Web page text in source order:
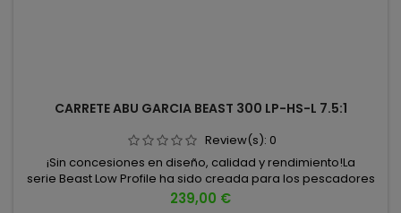
CARRETE ABU GARCIA BEAST 300 LP-HS-L 7.5:1
Review(s): 0
¡Sin concesiones en diseño, calidad y rendimiento!La
serie Beast Low Profile ha sido creada para los pescadores
que buscan máxima potencia y control absoluto cuando se
Precio
239,00 €